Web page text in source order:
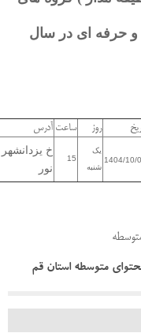
حرفه ای در سال
روز ساعت آدرس
1404/10/
یک
شنبه
15
خ
نور
متوسطه استان قم